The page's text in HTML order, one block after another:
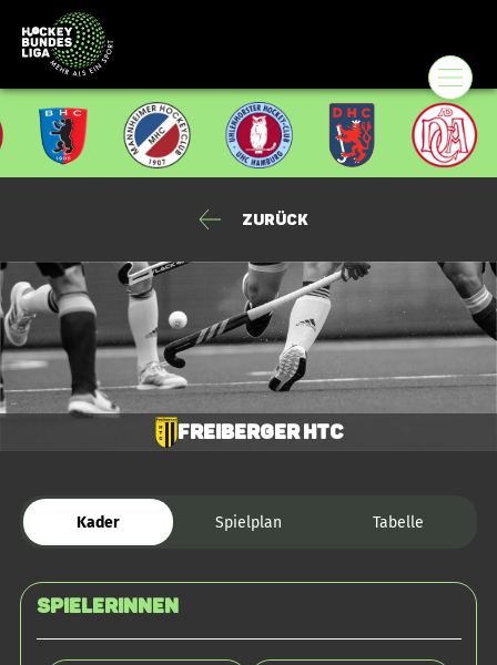
Zurück
Freiberger HTC
Kader Spielplan Tabelle
SPIELERINNEN